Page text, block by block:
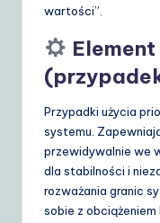
wartości”.
Przypadki użycia
systemu.
przewidywalnie we
dla stabilności i
rozważania granic
sobie z obciążeniem